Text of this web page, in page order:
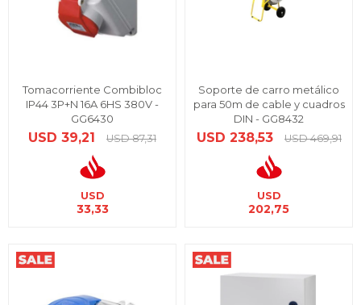
Tomacorriente Combibloc
IP44 3P+N 16A 6HS 380V -
GG6430
USD 39,21 USD 87,31
USD
33,33
Soporte de carro metálico
para 50m de cable y cuadros
DIN - GG8432
USD 238,53 USD 469,91
USD
202,75